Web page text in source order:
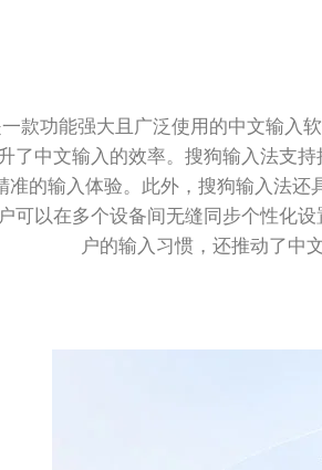
款功能强大且广泛使用的中文输入
了中文输入的效率。搜狗输入法支
准的输入体验。此外，搜狗输入法
可以在多个设备间无缝同步个性化
户的输入习惯，还推动了中